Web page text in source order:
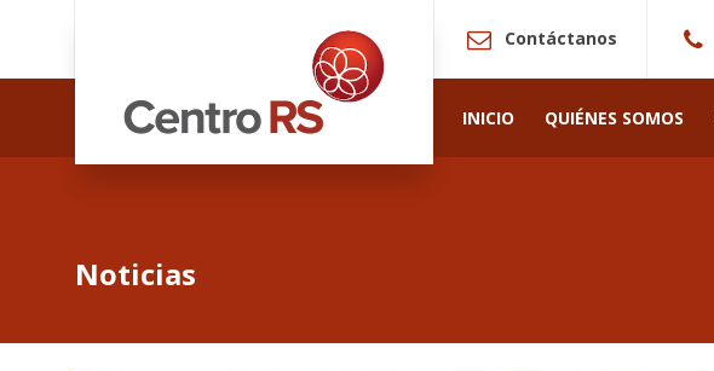
Contáctanos
INICIO QUIÉNES SOMOS
Noticias